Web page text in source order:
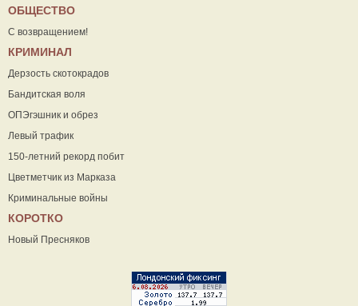
ОБЩЕСТВО
С возвращением!
КРИМИНАЛ
Дерзость скотокрадов
Бандитская воля
ОПЭгэшник и обрез
Левый трафик
150-летний рекорд побит
Цветметчик из Марказа
Криминальные войны
КОРОТКО
Новый Пресняков